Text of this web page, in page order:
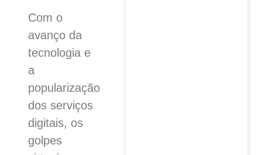
Com o
avanço da
tecnologia e
a
popularização
dos serviços
digitais, os
golpes